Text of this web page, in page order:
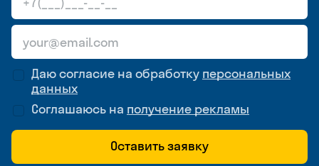
Даю согласие на обработку персональных
данных
Соглашаюсь на получение рекламы
Оставить заявку